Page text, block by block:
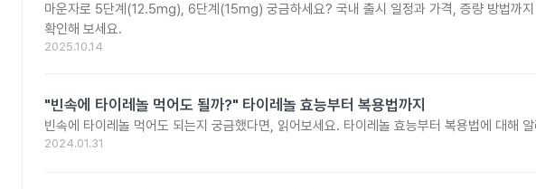
마운자로 5단계(12.5mg), 6단계(15mg) 궁금하세요? 국내 출시 일정과 가격, 증량 방법까지
확인해 보세요.
2025.10.14
"빈속에 타이레놀 먹어도 될까?" 타이레놀 효능부터 복용법까지
빈속에 타이레놀 먹어도 되는지 궁금했다면, 읽어보세요. 타이레놀 효능부터 복용법에 대해
2024.01.31